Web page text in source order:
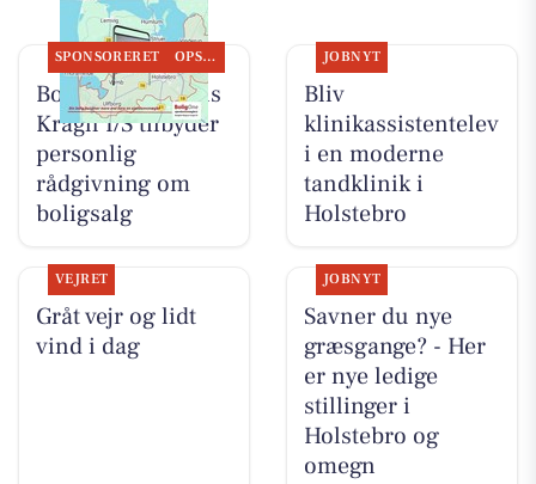
SPONSORERET OPSLAGSTAVLEN
BoligOne Mogens
Kragh I/S tilbyder
personlig
rådgivning om
boligsalg
JOBNYT
Bliv
klinikassistentelev
i en moderne
tandklinik i
Holstebro
VEJRET
Gråt vejr og lidt
vind i dag
JOBNYT
Savner du nye
græsgange? - Her
er nye ledige
stillinger i
Holstebro og
omegn